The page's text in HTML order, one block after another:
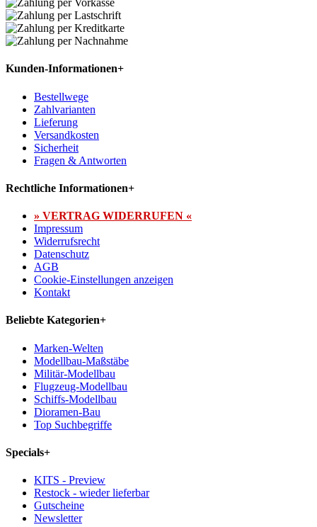
Kunden-Informationen+
Bestellwege
Zahlvarianten
Lieferung
Versandkosten
Sicherheit
Fragen & Antworten
Rechtliche Informationen+
» VERTRAG WIDERRUFEN «
Impressum
Widerrufsrecht
Datenschutz
AGB
Cookie-Einstellungen anzeigen
Kontakt
Beliebte Kategorien+
Marken-Welten
Modellbau-Maßstäbe
Militär-Modellbau
Flugzeug-Modellbau
Schiffs-Modellbau
Dioramen-Bau
Top Suchbegriffe
Specials+
KITS - Preview
Restock - wieder lieferbar
Gutscheine
Newsletter